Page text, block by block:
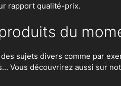
rapport qualité-prix.
du
sujets divers comme par
Vous découvrirez aussi sur